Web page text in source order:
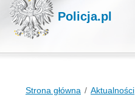
Policja.pl
Strona główna Aktualności